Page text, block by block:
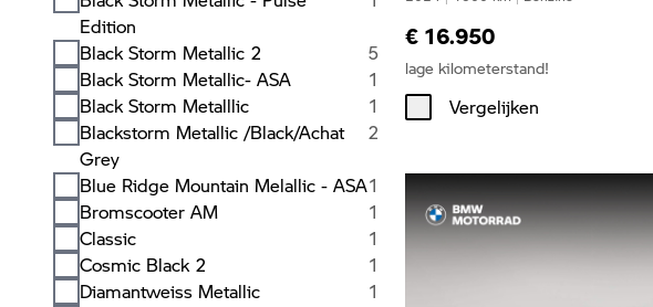
Edition
Black Storm Metallic 2
5
Black Storm Metallic- ASA
1
Black Storm Metalllic
1
Blackstorm Metallic /Black/Achat
Grey
2
Blue Ridge Mountain Melallic - ASA1
Bromscooter AM
1
Classic
1
Cosmic Black 2
1
Diamantweiss Metallic
1
€ 16.950
lage kilometerstand!
Vergelijken